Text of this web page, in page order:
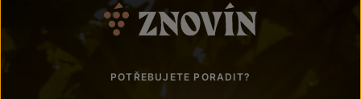
POTŘEBUJETE PORADIT?